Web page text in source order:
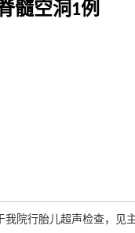
髓空洞1例
我院行胎儿超声检查，